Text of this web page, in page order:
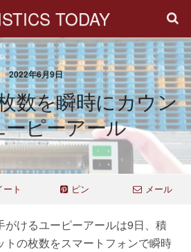
TODAY
2022年6月9日
数を瞬時にカウン
ピーアール
ート ピン メール
がけるユーピーアールは9日、積
トの枚数をスマートフォンで瞬時